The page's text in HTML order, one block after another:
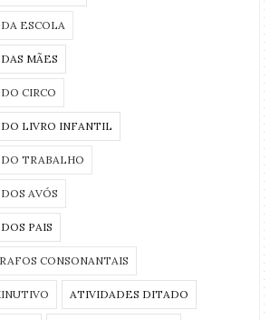
ESCOLA
MÃES
CIRCO
LIVRO INFANTIL
TRABALHO
AVÓS
PAIS
CONSONANTAIS
ATIVIDADES DITADO